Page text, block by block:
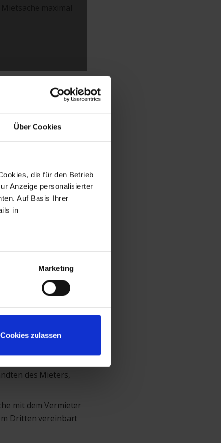
Über Cookies
die für den Betrieb
Anzeige personalisierter
Auf Basis Ihrer
in
Marketing
Cookies zulassen
gleichen
Vermieter
der zu
in bar oder
des Mieters,
mit dem Vermieter
Dritten vereinbart